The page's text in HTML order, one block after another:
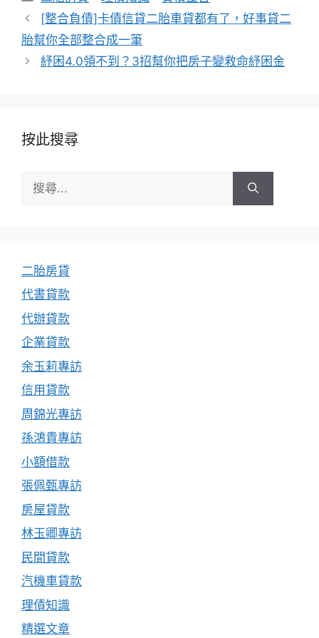
類
[整合負債]卡債信貸二胎車貸都有了，好事貸二
胎幫你全部整合成一筆
紓困4.0領不到？3招幫你把房子變救命紓困金
按此搜尋
尋:
二胎房貸
代書貸款
代辦貸款
企業貸款
余玉莉專訪
信用貸款
周錦光專訪
孫鴻貴專訪
小額借款
張佩甄專訪
房屋貸款
林玉卿專訪
民間貸款
汽機車貸款
理債知識
精選文章